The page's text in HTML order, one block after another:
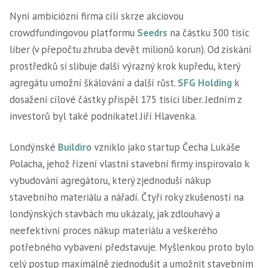
Nyní ambiciózní firma cílí skrze akciovou
crowdfundingovou platformu Seedrs na částku 300 tisíc
liber (v přepočtu zhruba devět milionů korun). Od získání
prostředků si slibuje další výrazný krok kupředu, který
agregátu umožní škálování a další růst. SFG Holding k
dosažení cílové částky přispěl 175 tisíci liber. Jedním z
investorů byl také podnikatel Jiří Hlavenka.
Londýnské Buildiro vzniklo jako startup Čecha Lukáše
Polacha, jehož řízení vlastní stavební firmy inspirovalo k
vybudování agregátoru, který zjednoduší nákup
stavebního materiálu a nářadí. Čtyři roky zkušeností na
londýnských stavbách mu ukázaly, jak zdlouhavý a
neefektivní proces nákup materiálu a veškerého
potřebného vybavení představuje. Myšlenkou proto bylo
celý postup maximálně zjednodušit a umožnit stavebním